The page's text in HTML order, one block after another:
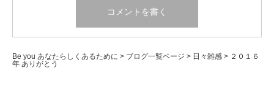
Be you あなたらしくあるために > ブログ一覧ページ > 日々雑感 > ２０１６
年 ありがとう